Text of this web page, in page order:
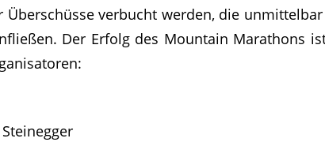
Überschüsse verbucht werden, die
Der Erfolg des Mountain Marathons